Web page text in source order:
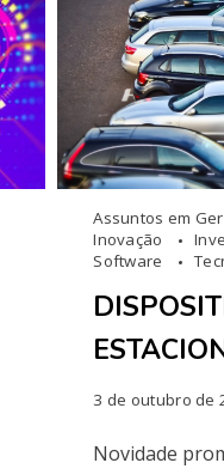
Assuntos em
Inovação
Software
3 de outubro de
Novidade